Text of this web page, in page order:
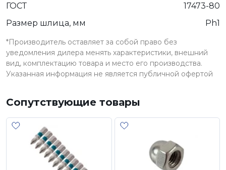
ГОСТ
17473-80
Размер шлица, мм
Ph1
*Производитель оставляет за собой право без
уведомления дилера менять характеристики, внешний
вид, комплектацию товара и место его производства.
Указанная информация не является публичной офертой
Сопутствующие товары